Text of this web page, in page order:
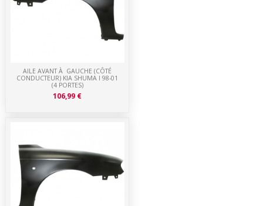
AILE AVANT À GAUCHE (CÔTÉ
CONDUCTEUR) KIA SHUMA I 98-01
(4 PORTES)
106,99 €